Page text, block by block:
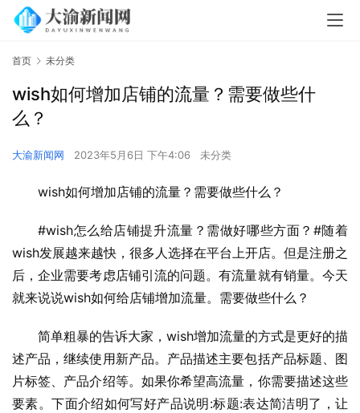
首页 未分类
wish如何增加店铺的流量？需要做些什
么？
大渝新闻网 2023年5月6日 下午4:06 未分类
wish如何增加店铺的流量？需要做些什么？
#wish怎么给店铺提升流量？需做好哪些方面？#随着
wish发展越来越快，很多人选择在平台上开店。但是注册之
后，企业需要考虑店铺引流的问题。有流量就有销量。今天
就来说说wish如何给店铺增加流量。需要做些什么？
简单粗暴的告诉大家，wish增加流量的方式是更好的描
述产品，继续使用新产品。产品描述主要包括产品标题、图
片标签、产品介绍等。如果你希望高流量，你需要描述这些
要素。下面介绍如何写好产品说明:标题:表达简洁明了，让